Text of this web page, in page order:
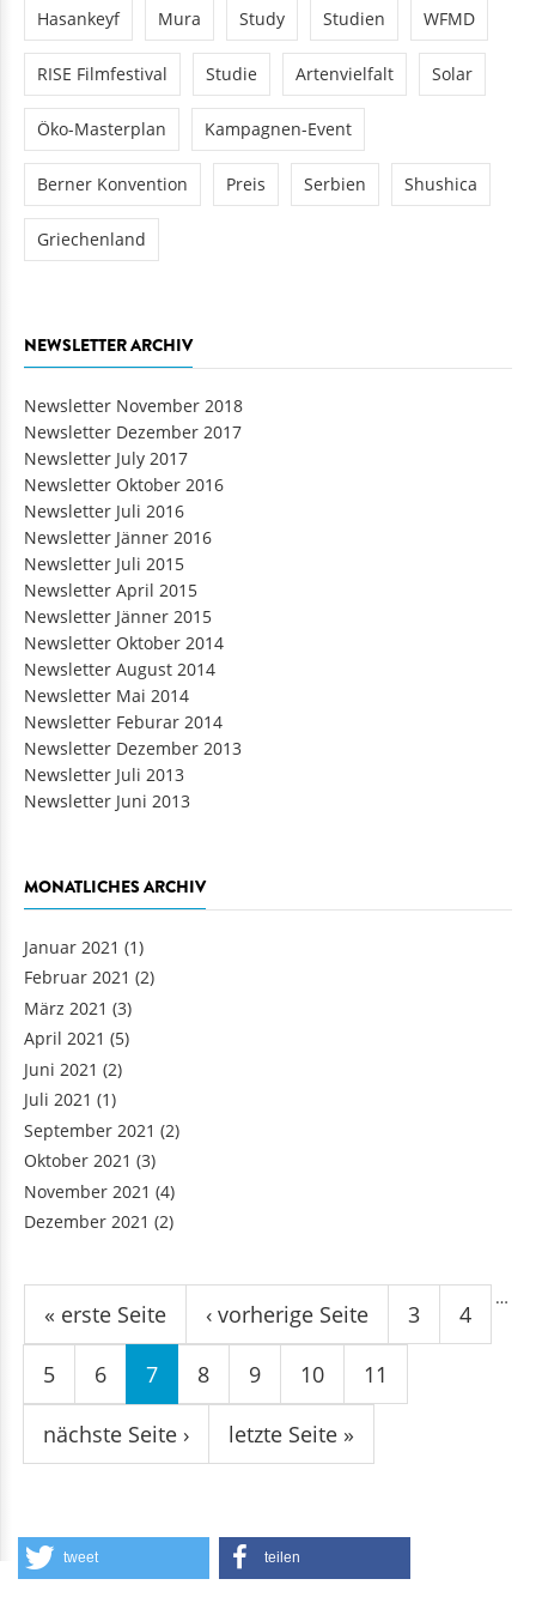
Hasankeyf Mura Study Studien WFMD
RISE Filmfestival Studie Artenvielfalt Solar
Öko-Masterplan Kampagnen-Event
Berner Konvention Preis Serbien Shushica
Griechenland
NEWSLETTER ARCHIV
Newsletter November 2018
Newsletter Dezember 2017
Newsletter July 2017
Newsletter Oktober 2016
Newsletter Juli 2016
Newsletter Jänner 2016
Newsletter Juli 2015
Newsletter April 2015
Newsletter Jänner 2015
Newsletter Oktober 2014
Newsletter August 2014
Newsletter Mai 2014
Newsletter Feburar 2014
Newsletter Dezember 2013
Newsletter Juli 2013
Newsletter Juni 2013
MONATLICHES ARCHIV
Januar 2021
(1)
(3)
April 2021
Juni 2021
(2)
Juli 2021
September 2021
(2)
(4)
Seiten
« erste Seite ‹ vorherige Seite 3 4
5 6 7 8 9 10 11
nächste Seite › letzte Seite »